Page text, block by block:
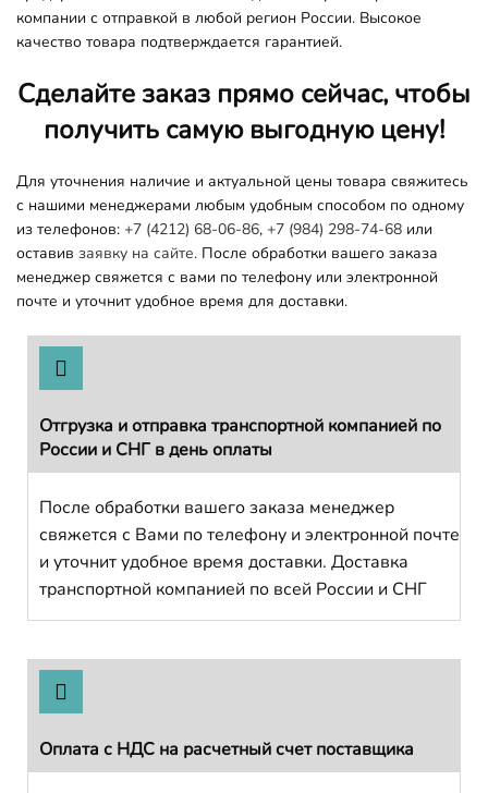
компании с отправкой в любой регион России. Высокое
качество товара подтверждается гарантией.
Сделайте заказ прямо сейчас, чтобы
получить самую выгодную цену!
Для уточнения наличие и актуальной цены товара свяжитесь
с нашими менеджерами любым удобным способом по одному
из телефонов: +7 (4212) 68-06-86, +7 (984) 298-74-68 или
оставив заявку на сайте. После обработки вашего заказа
менеджер свяжется с вами по телефону или электронной
почте и уточнит удобное время для доставки.
Отгрузка и отправка транспортной компанией по
России и СНГ в день оплаты
После обработки вашего заказа менеджер
свяжется с Вами по телефону и электронной почте
и уточнит удобное время доставки. Доставка
транспортной компанией по всей России и СНГ
Оплата с НДС на расчетный счет поставщика